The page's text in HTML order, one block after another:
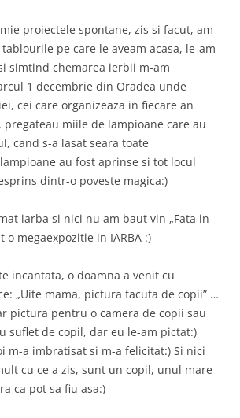
proiectele spontane, zis si facut, am
pe care le aveam acasa, le-am
simtind chemarea ierbii m-am
1 decembrie din Oradea unde
cei care organizeaza in fiecare an
pregateau miile de lampioane care au
cand s-a lasat seara toate
au fost aprinse si tot locul
dintr-o poveste magica:)
iarba si nici nu am baut vin „Fata in
o megaexpozitie in IARBA :)
incantata, o doamna a venit cu
„Uite mama, pictura facuta de copii” …
pictura pentru o camera de copii sau
suflet de copil, dar eu le-am pictat:)
m-a imbratisat si m-a felicitat:) Si nici
cu ce a zis, sunt un copil, unul mare
ca pot sa fiu asa:)